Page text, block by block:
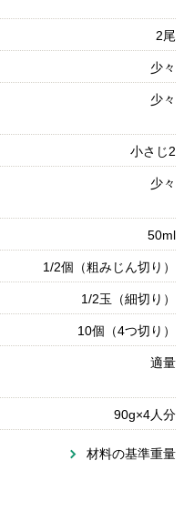
2尾
少々
少々
小さじ2
少々
50ml
1/2個（粗みじん切り）
1/2玉（細切り）
10個（4つ切り）
適量
90g×4人分
材料の基準重量